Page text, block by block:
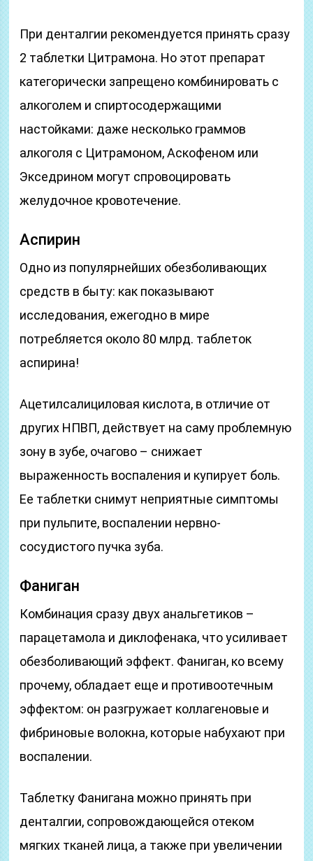
При денталгии рекомендуется принять сразу
2 таблетки Цитрамона. Но этот препарат
категорически запрещено комбинировать с
алкоголем и спиртосодержащими
настойками: даже несколько граммов
алкоголя с Цитрамоном, Аскофеном или
Экседрином могут спровоцировать
желудочное кровотечение.
Аспирин
Одно из популярнейших обезболивающих
средств в быту: как показывают
исследования, ежегодно в мире
потребляется около 80 млрд. таблеток
аспирина!
Ацетилсалициловая кислота, в отличие от
других НПВП, действует на саму проблемную
зону в зубе, очагово – снижает
выраженность воспаления и купирует боль.
Ее таблетки снимут неприятные симптомы
при пульпите, воспалении нервно-
сосудистого пучка зуба.
Фаниган
Комбинация сразу двух анальгетиков –
парацетамола и диклофенака, что усиливает
обезболивающий эффект. Фаниган, ко всему
прочему, обладает еще и противоотечным
эффектом: он разгружает коллагеновые и
фибриновые волокна, которые набухают при
воспалении.
Таблетку Фанигана можно принять при
денталгии, сопровождающейся отеком
мягких тканей лица, а также при увеличении